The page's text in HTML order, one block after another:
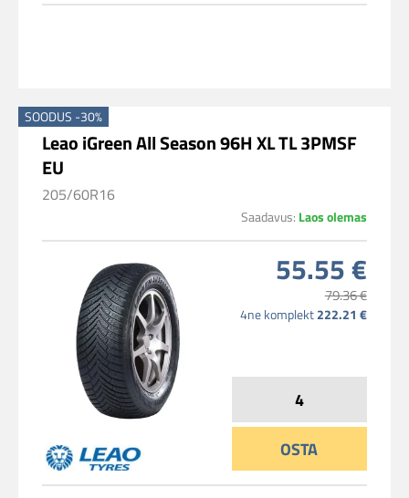
SOODUS -30%
Leao iGreen All Season 96H XL TL 3PMSF
EU
205/60R16
Saadavus: Laos olemas
55.55 €
79.36 €
4ne komplekt 222.21 €
OSTA